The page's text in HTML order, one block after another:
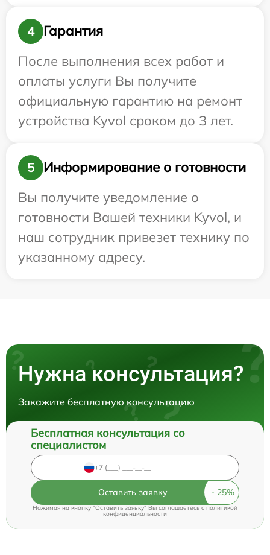
4
Гарантия
После выполнения всех работ и
оплаты услуги Вы получите
официальную гарантию на ремонт
устройства Kyvol сроком до 3 лет.
5
Информирование о готовности
Вы получите уведомление о
готовности Вашей техники Kyvol, и
наш сотрудник привезет технику по
указанному адресу.
Нужна консультация?
Закажите бесплатную консультацию
Бесплатная консультация со
специалистом
Оставить заявку
Нажимая на кнопку "Оставить заявку" Вы соглашаетесь cполитикой
конфиденциальности